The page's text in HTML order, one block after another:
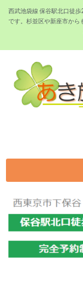
西武池袋線 保谷駅北口徒
です。杉並区や新座市から